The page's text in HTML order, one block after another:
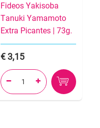
Fideos Yakisoba
Tanuki Yamamoto
Extra Picantes | 73g.
3,15
 